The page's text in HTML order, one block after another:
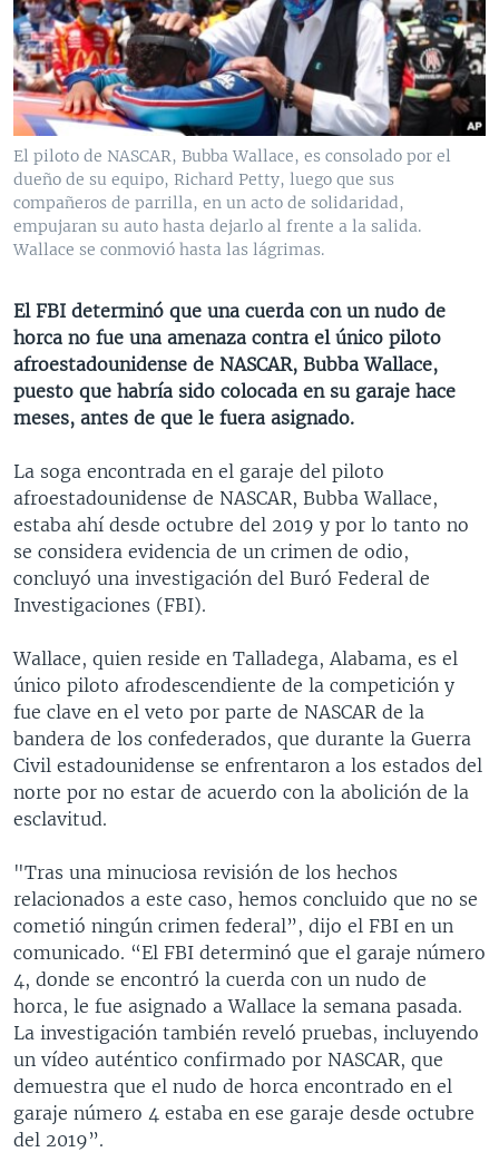
VENEZUELA
BRASIL
NICARAGUA
ECONOMÍA
ENTRETENIMIENTO Y CULTURA
TECNOLOGÍA
DEPORTES
CIENCIA Y SALUD
MULTIMEDIA
VIDEOS
FOTOGRAFÍA
AUDIOS
PROGRAMAS TV
EL MUNDO AL DÍA
FORO INTERAMERICANO
VISIÓN 360
LAS CLAVES
PANORAMA
RADIO
AVANCE INFORMATIVO
AUDIONOTICIAS
BUENOS DÍAS AMÉRICA
ESTADOS UNIDOS AL DÍA
EL MUNDO AL DÍA [RADIO]
FORO [RADIO]
DEPORTIVO INTERNACIONAL
NOTA ECONÓMICA
ENTRETENIMIENTO
DIRECT
DOCUMENTALES DE LA VOA
Learning English
SÍGANOS
Idiomas
El piloto de NASCAR, Bubba Wallace, es consolado por el
dueño de su equipo, Richard Petty, luego que sus
compañeros de parrilla, en un acto de solidaridad,
empujaran su auto hasta dejarlo al frente a la salida.
Wallace se conmovió hasta las lágrimas.
El FBI determinó que una cuerda con un nudo de
horca no fue una amenaza contra el único piloto
afroestadounidense de NASCAR, Bubba Wallace,
puesto que habría sido colocada en su garaje hace
meses, antes de que le fuera asignado.
La soga encontrada en el garaje del piloto
afroestadounidense de NASCAR, Bubba Wallace,
estaba ahí desde octubre del 2019 y por lo tanto no
se considera evidencia de un crimen de odio,
concluyó una investigación del Buró Federal de
Investigaciones (FBI).
Wallace, quien reside en Talladega, Alabama, es el
único piloto afrodescendiente de la competición y
fue clave en el veto por parte de NASCAR de la
bandera de los confederados, que durante la Guerra
Civil estadounidense se enfrentaron a los estados del
norte por no estar de acuerdo con la abolición de la
esclavitud.
"Tras una minuciosa revisión de los hechos
relacionados a este caso, hemos concluido que no se
cometió ningún crimen federal”, dijo el FBI en un
comunicado. “El FBI determinó que el garaje número
4, donde se encontró la cuerda con un nudo de
horca, le fue asignado a Wallace la semana pasada.
La investigación también reveló pruebas, incluyendo
un vídeo auténtico confirmado por NASCAR, que
demuestra que el nudo de horca encontrado en el
garaje número 4 estaba en ese garaje desde octubre
del 2019”.